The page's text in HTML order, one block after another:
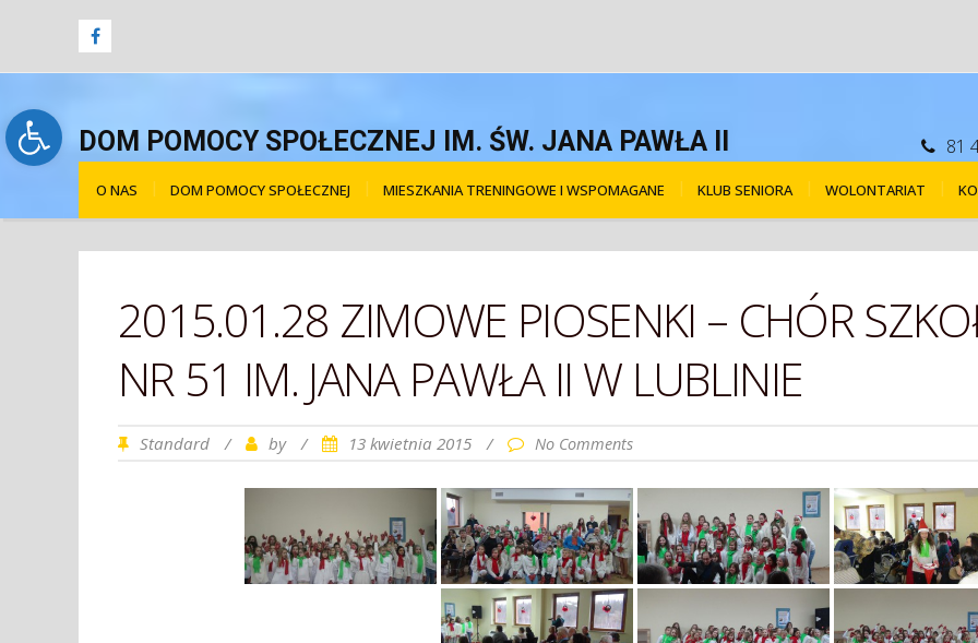
Open toolbarDOM POMOCY SPOŁECZNEJ IM. ŚW. JANA PAWŁA II 81
O NAS DOM POMOCY SPOŁECZNEJ MIESZKANIA TRENINGOWE I WSPOMAGANE KLUB SENIORA WOLONTARIAT
2015.01.28 ZIMOWE PIOSENKI – CHÓR
NR 51 IM. JANA PAWŁA II W LUBLINIE
Standard / by / 13 kwietnia 2015 / No Comments